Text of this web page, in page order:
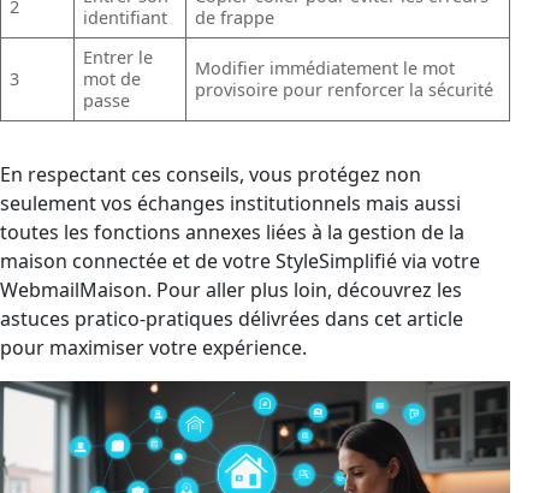
2
identifiant
de frappe
3
Entrer le
mot de
passe
Modifier immédiatement le mot
provisoire pour renforcer la sécurité
En respectant ces conseils, vous protégez non
seulement vos échanges institutionnels mais aussi
toutes les fonctions annexes liées à la gestion de la
maison connectée et de votre StyleSimplifié via votre
WebmailMaison. Pour aller plus loin, découvrez les
astuces pratico-pratiques délivrées dans cet article
pour maximiser votre expérience.